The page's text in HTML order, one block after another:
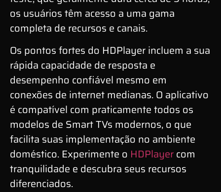
os usuários têm acesso a uma gama
completa de recursos e canais.
Os pontos fortes do HDPlayer incluem a sua
rápida capacidade de resposta e
desempenho confiável mesmo em
conexões de internet medianas. O aplicativo
é compatível com praticamente todos os
modelos de Smart TVs modernos, o que
facilita suas implementação no ambiente
doméstico. Experimente o HDPlayercom
tranquilidade e descubra seus recursos
diferenciados.